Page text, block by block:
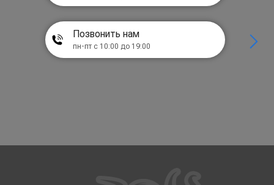
Позвонить нам
пн-пт с 10:00 до 19:00